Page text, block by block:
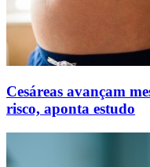
Cesáreas avançam
risco, aponta estudo